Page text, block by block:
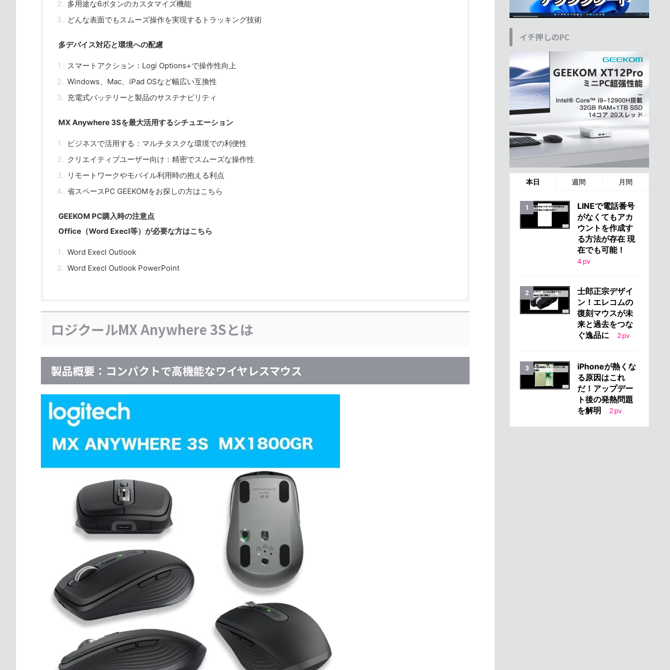
多用途な6ボタンのカスタマイズ機能
どんな表面でもスムーズ操作を実現するトラッキング技術
多デバイス対応と環境への配慮
スマートアクション：Logi Options+で操作性向上
Windows、Mac、iPad OSなど幅広い互換性
充電式バッテリーと製品のサステナビリティ
MX Anywhere 3Sを最大活用するシチュエーション
ビジネスで活用する：マルチタスクな環境での利便性
クリエイティブユーザー向け：精密でスムーズな操作性
リモートワークやモバイル利用時の抱える利点
省スペースPC GEEKOMをお探しの方はこちら
GEEKOM PC購入時の注意点
Office（Word Execl等）が必要な方はこちら
Word Execl Outlook
Word Execl Outlook PowerPoint
ロジクールMX Anywhere 3Sとは
製品概要：コンパクトで高機能なワイヤレスマウス
イチ押しのPC
本日 週間 月間
LINEで電話番号
がなくてもアカ
ウントを作成す
る方法が存在 現
在でも可能！
4 pv
士郎正宗デザイ
ン！エレコムの
復刻マウスが未
来と過去をつな
ぐ逸品に
2 pv
iPhoneが熱くな
る原因はこれ
だ！アップデー
ト後の発熱問題
を解明
2 pv